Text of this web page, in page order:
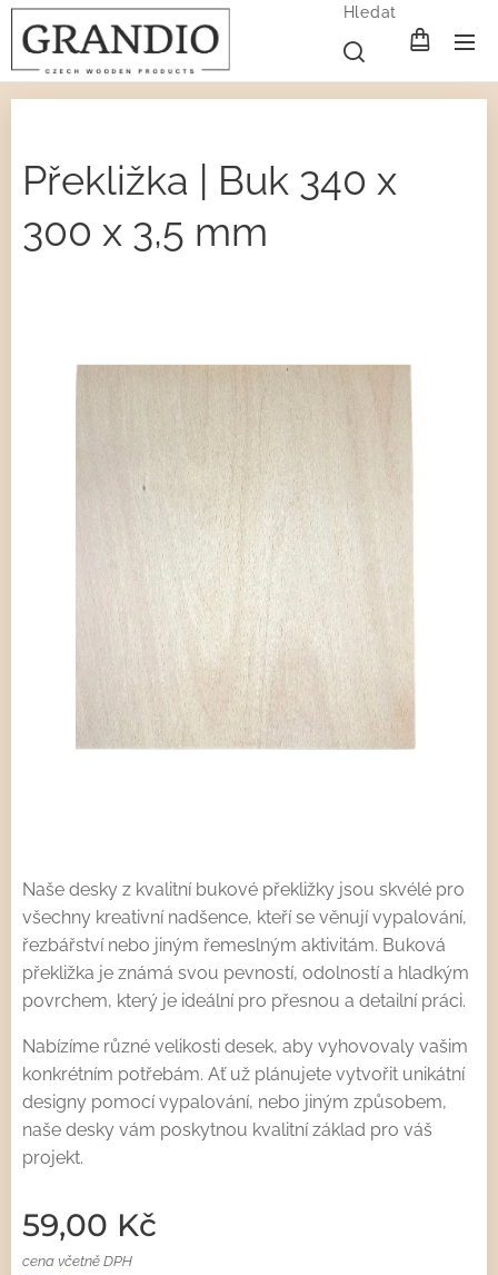
Hledat
Překližka | Buk 340 x
300 x 3,5 mm
Naše desky z kvalitní bukové překližky jsou skvélé pro
všechny kreativní nadšence, kteří se věnují vypalování,
řezbářství nebo jiným řemeslným aktivitám. Buková
překližka je známá svou pevností, odolností a hladkým
povrchem, který je ideální pro přesnou a detailní práci.
Nabízíme různé velikosti desek, aby vyhovovaly vašim
konkrétním potřebám. Ať už plánujete vytvořit unikátní
designy pomocí vypalování, nebo jiným způsobem,
naše desky vám poskytnou kvalitní základ pro váš
projekt.
59,00 Kč
cena včetně DPH